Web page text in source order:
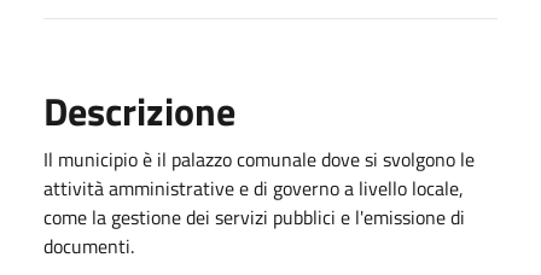
Descrizione
Il municipio è il palazzo comunale dove si svolgono le
attività amministrative e di governo a livello locale,
come la gestione dei servizi pubblici e l'emissione di
documenti.